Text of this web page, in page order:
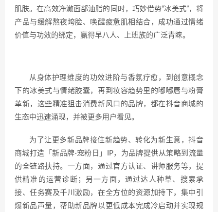
肌肤。在高效净澈面部油脂的同时，巧妙借势“冰美式”，将
产品与缓解熬夜垮脸、唤醒疲惫肌相结合，成功通过情绪
价值与功效的绑定，赢得早八人、上班族的广泛青睐。
从身体护理维度的功效进阶与香氛疗愈，到创意概念
下的冰美式与情绪胶囊，再到妆容趋势里的嘟嘟唇与粉膏
革新，这些精准狙击消费新风口的品牌，都在抖音商城的
生态中迅速涌现，并被更多用户看见。
为了让更多新品牌接住新趋势、转化为新生意，抖音
商城打造「新品牌·宠粉日」IP，为品牌提供从策略到流量
的全链路扶持。一方面，通过官方认证、讲师服务等，提
供精准的运营诊断；另一方面，通过达人种草、搜索承
接、任务赛及千川激励，在全方位的资源加持下，集中引
爆新品声量，帮助新品牌以更低成本完成冷启动并实现规